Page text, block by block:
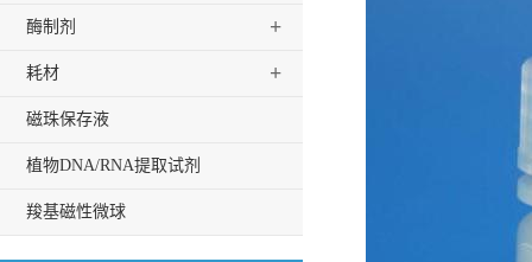
酶制剂 +
耗材 +
磁珠保存液
植物DNA/RNA提取试剂
羧基磁性微球